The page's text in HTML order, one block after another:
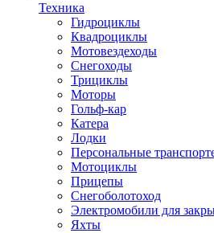
Техника
Гидроциклы
Квадроциклы
Мотовездеходы
Снегоходы
Трициклы
Моторы
Гольф-кар
Катера
Лодки
Персональные
Мотоциклы
Прицепы
Снегоболотоход
Электромобили для
Яхты